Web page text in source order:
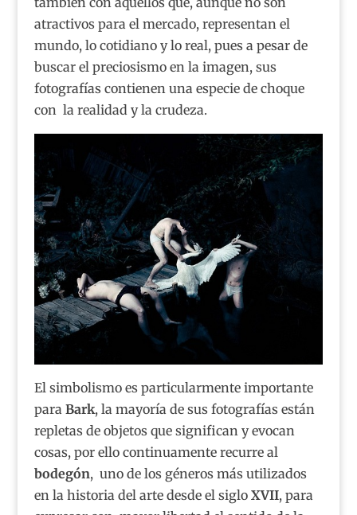
atractivos para el mercado, representan el
mundo, lo cotidiano y lo real, pues a pesar de
buscar el preciosismo en la imagen, sus
fotografías contienen una especie de choque
con la realidad y la crudeza.
El simbolismo es particularmente importante
para Bark, la mayoría de sus fotografías están
repletas de objetos que significan y evocan
cosas, por ello continuamente recurre al
bodegón, uno de los géneros más utilizados
en la historia del arte desde el siglo XVII, para